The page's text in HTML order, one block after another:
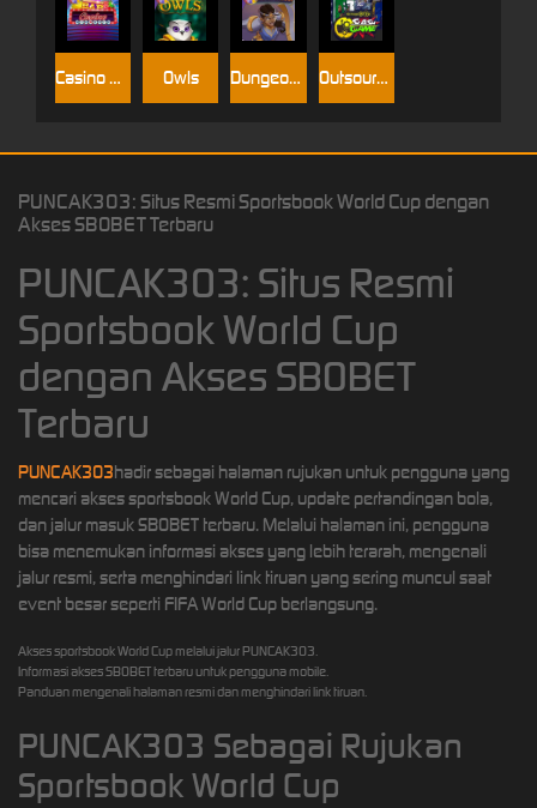
Casino Win Spin Dungeon Quest Outsourced: Slash Game
Owls
PUNCAK303: Situs Resmi Sportsbook World Cup dengan
Akses SBOBET Terbaru
PUNCAK303: Situs Resmi
Sportsbook World Cup
dengan Akses SBOBET
Terbaru
PUNCAK303hadir sebagai halaman rujukan untuk pengguna yang
mencari akses sportsbook World Cup, update pertandingan bola,
dan jalur masuk SBOBET terbaru. Melalui halaman ini, pengguna
bisa menemukan informasi akses yang lebih terarah, mengenali
jalur resmi, serta menghindari link tiruan yang sering muncul saat
event besar seperti FIFA World Cup berlangsung.
Akses sportsbook World Cup melalui jalur PUNCAK303.
Informasi akses SBOBET terbaru untuk pengguna mobile.
Panduan mengenali halaman resmi dan menghindari link tiruan.
PUNCAK303 Sebagai Rujukan
Sportsbook World Cup